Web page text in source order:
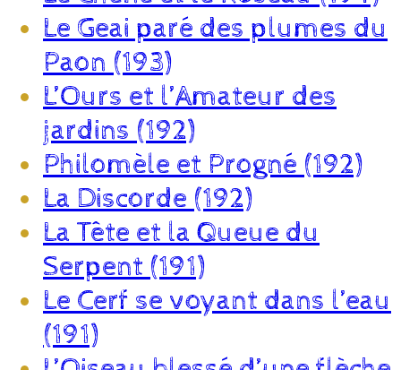
Le Geai paré des plumes du
Paon (193)
L’Ours et l’Amateur des
jardins (192)
Philomèle et Progné (192)
La Discorde (192)
La Tête et la Queue du
Serpent (191)
Le Cerf se voyant dans l’eau
(191)